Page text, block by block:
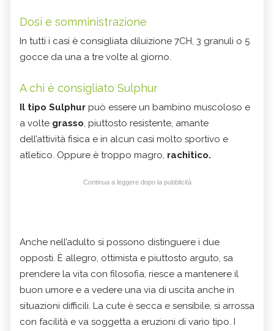
Dosi e somministrazione
In tutti i casi è consigliata diluizione 7CH, 3 granuli o 5
gocce da una a tre volte al giorno.
A chi è consigliato Sulphur
Il tipo Sulphur può essere un bambino muscoloso e
a volte grasso, piuttosto resistente, amante
dell’attività fisica e in alcun casi molto sportivo e
atletico. Oppure è troppo magro, rachitico.
Continua a leggere dopo la pubblicità
Anche nell’adulto si possono distinguere i due
opposti. È allegro, ottimista e piuttosto arguto, sa
prendere la vita con filosofia, riesce a mantenere il
buon umore e a vedere una via di uscita anche in
situazioni difficili. La cute è secca e sensibile, si arrossa
con facilità e va soggetta a eruzioni di vario tipo. I